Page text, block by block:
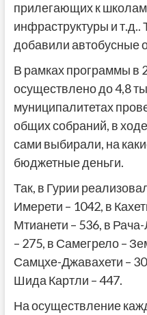
прилегающих к
инфраструктуры и т.д..
добавили автобусные
В рамках программы в
осуществлено до 4,8
муниципалитетах
общих собраний, в
сами выбирали, на
бюджетные деньги.
Так, в Гурии
Имерети – 1042, в
Мтианети – 536, в
– 275, в Самегрело –
Самцхе-Джавахети –
Шида Картли – 447.
На осуществление